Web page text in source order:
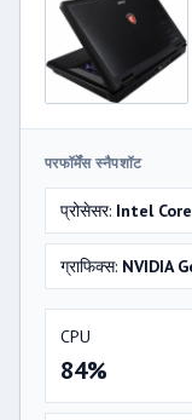
परफॉर्मेंस स्नैपशॉट
प्रोसेसर: Intel
ग्राफिक्स: NVIDIA
CPU
84%